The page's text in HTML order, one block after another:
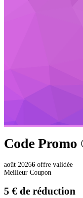
Code Promo
août 20266 offre validée
Meilleur Coupon
5 € de réduction